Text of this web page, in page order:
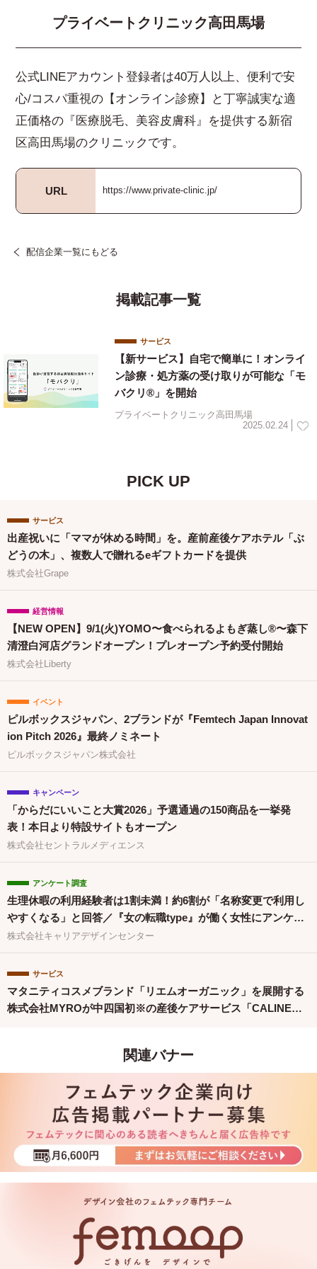
プライベートクリニック高田馬場
公式LINEアカウント登録者は40万人以上、便利で安
心/コスパ重視の【オンライン診療】と丁寧誠実な適
正価格の『医療脱毛、美容皮膚科』を提供する新宿
区高田馬場のクリニックです。
URL https://www.private-clinic.jp/
配信企業一覧にもどる
掲載記事一覧
サービス
【新サービス】自宅で簡単に！オンライ
ン診療・処方薬の受け取りが可能な「モ
バクリ®︎」を開始
プライベートクリニック高田馬場
2025.02.24
PICK UP
サービス
出産祝いに「ママが休める時間」を。産前産後ケアホテル「ぶ
どうの木」、複数人で贈れるeギフトカードを提供
株式会社Grape
経営情報
【NEW OPEN】9/1(火)YOMO〜食べられるよもぎ蒸し®〜森下
清澄白河店グランドオープン！プレオープン予約受付開始
株式会社Liberty
イベント
ピルボックスジャパン、2ブランドが『Femtech Japan Innovat
ion Pitch 2026』最終ノミネート
ピルボックスジャパン株式会社
キャンペーン
「からだにいいこと大賞2026」予選通過の150商品を一挙発
表！本日より特設サイトもオープン
株式会社セントラルメディエンス
アンケート調査
生理休暇の利用経験者は1割未満！約6割が「名称変更で利用し
やすくなる」と回答／『女の転職type』が働く女性にアンケー
ト【第134回】
株式会社キャリアデザインセンター
サービス
マタニティコスメブランド「リエムオーガニック」を展開する
株式会社MYROが中四国初※の産後ケアサービス「CALINE」
関連バナー